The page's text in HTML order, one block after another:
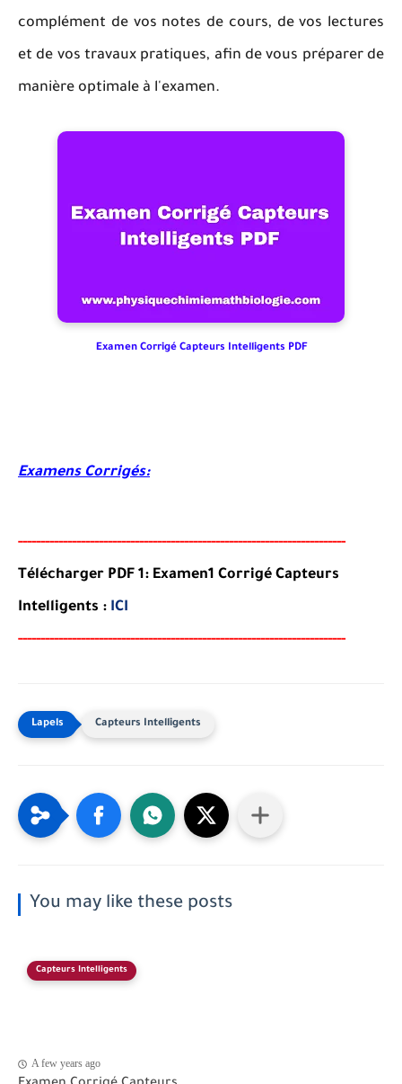
complément de vos notes de cours, de vos lectures
et de vos travaux pratiques, afin de vous préparer de
manière optimale à l'examen.
Examen Corrigé Capteurs Intelligents PDF
Examens Corrigés:
-------------------------------------------------------------------------
Télécharger PDF 1: Examen1 Corrigé Capteurs
Intelligents : ICI
-------------------------------------------------------------------------
Capteurs Intelligents
You may like these posts
Capteurs Intelligents
A few years ago